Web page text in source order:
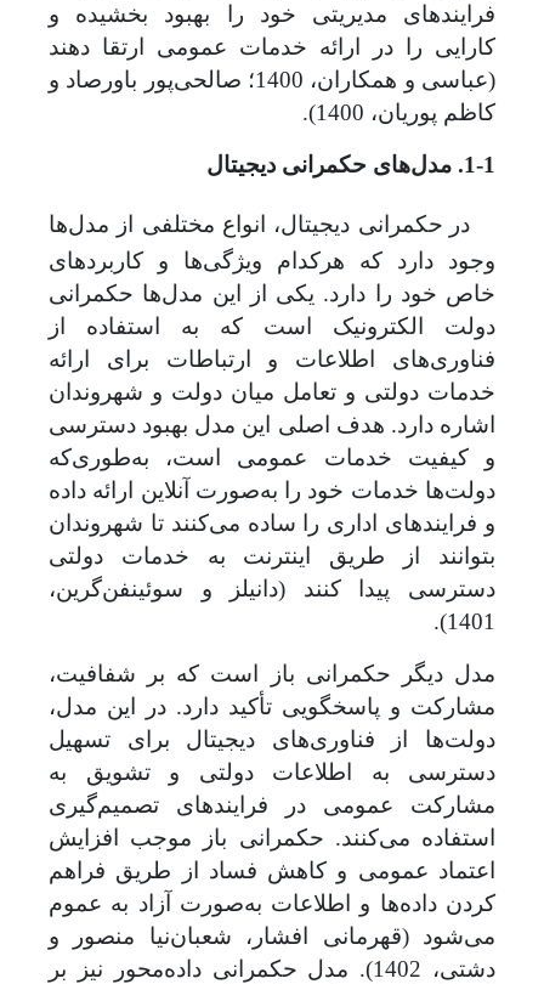
فرایندهای مدیریتی خود را بهبود بخشیده و
کارایی را در ارائه خدمات عمومی ارتقا دهند
(عباسی و همکاران، 1400؛ صالحی‌پور باورصاد و
کاظم پوریان، 1400).
1-1. مدل‌های حکمرانی دیجیتال
در حکمرانی دیجیتال، انواع مختلفی از مدل‌ها
وجود دارد که هرکدام ویژگی‌ها و کاربردهای
خاص خود را دارد. یکی از این مدل‌ها حکمرانی
دولت الکترونیک است که به استفاده از
فناوری‌های اطلاعات و ارتباطات
برای ارائه
خدمات دولتی و تعامل میان دولت و شهروندان
اشاره دارد. هدف اصلی این مدل بهبود دسترسی
و کیفیت خدمات عمومی است، به‌طوری‌که
دولت‌ها خدمات خود را به‌صورت آنلاین ارائه داده
و فرایندهای اداری را ساده می‌کنند تا شهروندان
بتوانند از طریق اینترنت به خدمات دولتی
دسترسی پیدا کنند (دانیلز و سوئینفن‌گرین،
1401).
مدل دیگر حکمرانی باز است که بر شفافیت،
مشارکت و پاسخگویی تأکید دارد. در این مدل،
دولت‌ها از فناوری‌های دیجیتال برای تسهیل
دسترسی به اطلاعات دولتی و تشویق به
مشارکت عمومی در فرایندهای تصمیم‌گیری
استفاده می‌کنند. حکمرانی باز موجب افزایش
اعتماد عمومی و کاهش فساد از طریق فراهم
کردن داده‌ها و اطلاعات به‌صورت آزاد به عموم
می‌شود (قهرمانی افشار، شعبان‌نیا منصور و
دشتی، 1402). مدل حکمرانی داده‌محور نیز بر